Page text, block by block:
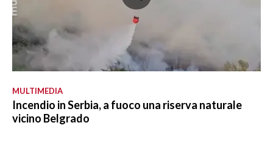
MULTIMEDIA
Incendio in Serbia, a fuoco una riserva naturale
vicino Belgrado